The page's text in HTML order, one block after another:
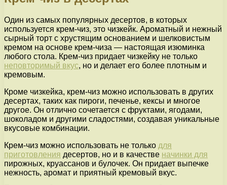
Один из самых популярных десертов, в которых
используется крем-чиз, это чизкейк. Ароматный и нежный
сырный торт с хрустящим основанием и шелковистым
кремом на основе крем-чиза — настоящая изюминка
любого стола. Крем-чиз придает чизкейку не только
неповторимый вкус, но и делает его более плотным и
кремовым.
Кроме чизкейка, крем-чиз можно использовать в других
десертах, таких как пироги, печенье, кексы и многое
другое. Он отлично сочетается с фруктами, ягодами,
шоколадом и другими сладостями, создавая уникальные
вкусовые комбинации.
Крем-чиз можно использовать не только для
приготовления десертов, но и в качестве начинки для
пирожных, круассанов и булочек. Он придает выпечке
нежность, аромат и приятный кремовый вкус.